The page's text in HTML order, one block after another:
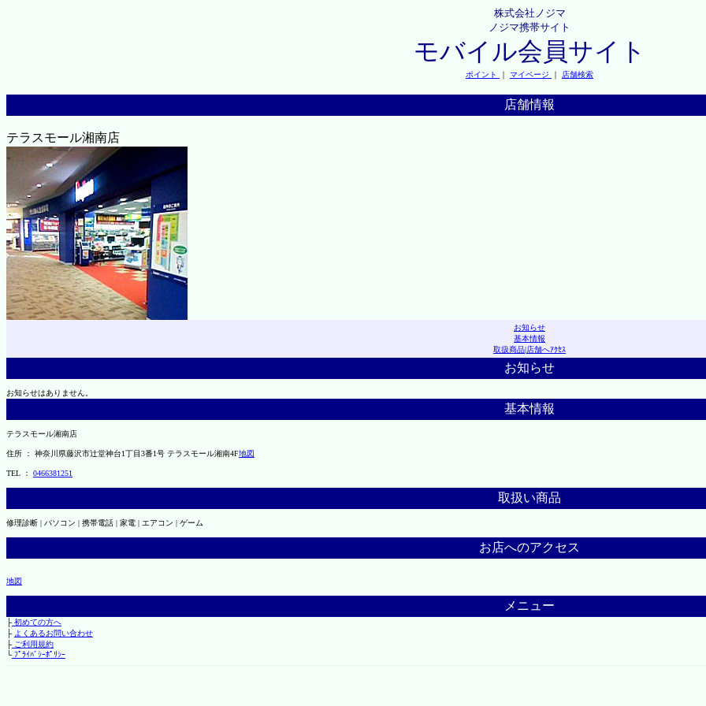
株式会社ノジマ
ノジマ携帯サイト
モバイル会員サイト
ポイント ｜ マイページ ｜ 店舗検索
店舗情報
テラスモール湘南店
お知らせ
基本情報
取扱商品|店舗へｱｸｾｽ
お知らせ
お知らせはありません。
基本情報
テラスモール湘南店
住所 ： 神奈川県藤沢市辻堂神台1丁目3番1号 テラスモール湘南4F地図
TEL ： 0466381251
取扱い商品
修理診断 | パソコン | 携帯電話 | 家電 | エアコン | ゲーム
お店へのアクセス
地図
メニュー
├初めての方へ
├ よくあるお問い合わせ
├ご利用規約
└ﾌﾟﾗｲﾊﾞｼｰﾎﾟﾘｼｰ